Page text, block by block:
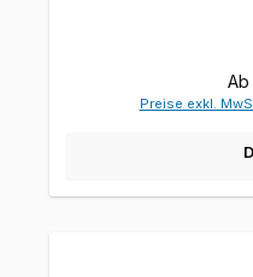
Ab
Preise exkl.